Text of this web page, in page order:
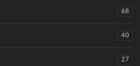
68
40
27